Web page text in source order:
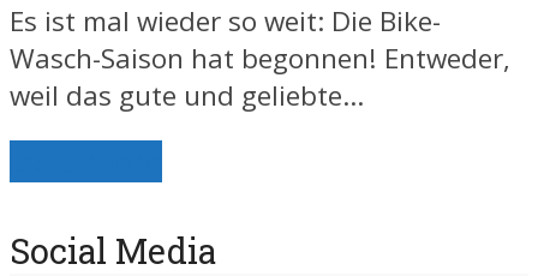
Es ist mal wieder so weit: Die Bike-
Wasch-Saison hat begonnen! Entweder,
weil das gute und geliebte...
Social Media